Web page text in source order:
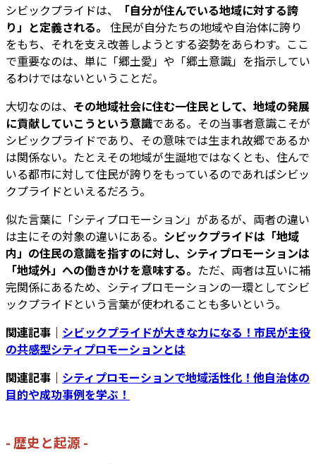
シビックプライドは、
「自分が住んでいる地域に対する誇
り」と定義される。 住民が自分たちの地域や自治体に誇り
をもち、それを支え改善しようとする姿勢をあらわす。ここ
で重要なのは、単に「郷土愛」や「郷土意識」を指示してい
るわけではないということだ。
大切なのは、 その地域社会に住む一住民として、地域の発展
に貢献していこうという意識である。その当事者意識こそが
シビックプライドであり、その意味では生まれ故郷であるか
は関係ない。たとえその地域が生誕地ではなくとも、住んで
いる都市に対して住民が誇りをもっているのであればシビッ
クプライドといえるだろう。
似た言葉に「シティプロモーション」があるが、両者の違い
は主にその対象の違いにある。 シビックプライドは「地域
内」の住民の意識を指すのに対し、シティプロモーションは
「地域外」への働きかけを意味する。 ただ、両者は互いに補
完関係にあるため、シティプロモーションの一環としてシビ
ックプライドという言葉が使われることも多いという。
関連記事｜ シビックプライドが大きな力になる！市民が主役
の共感型シティプロモーションとは
関連記事｜ シティプロモーションで地域活性化！他自治体の
目的や成功事例を学ぶ！
- 歴史と起源 -